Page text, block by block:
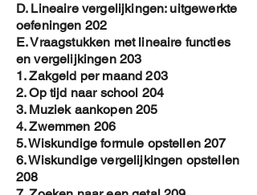
D. Lineaire vergelijkingen: uitgewerkte
oefeningen 202
E. Vraagstukken met lineaire functies
en vergelijkingen 203
1. Zakgeld per maand 203
2. Op tijd naar school 204
3. Muziek aankopen 205
4. Zwemmen 206
5. Wiskundige formule opstellen 207
6. Wiskundige vergelijkingen opstellen
208